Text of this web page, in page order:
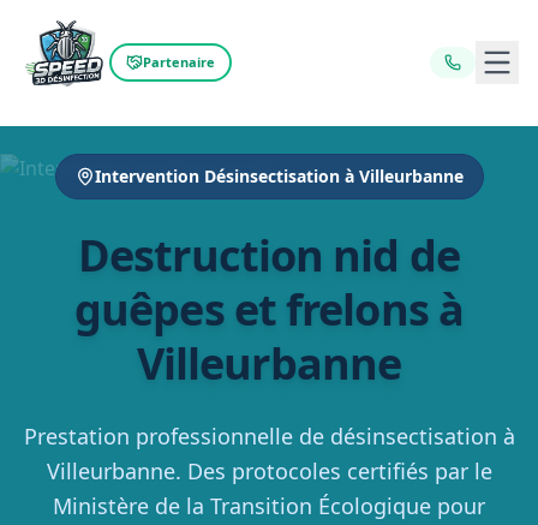
Partenaire
Intervention Désinsectisation à Villeurbanne
Destruction nid de
guêpes et frelons à
Villeurbanne
Prestation professionnelle de désinsectisation à
Villeurbanne. Des protocoles certifiés par le
Ministère de la Transition Écologique pour